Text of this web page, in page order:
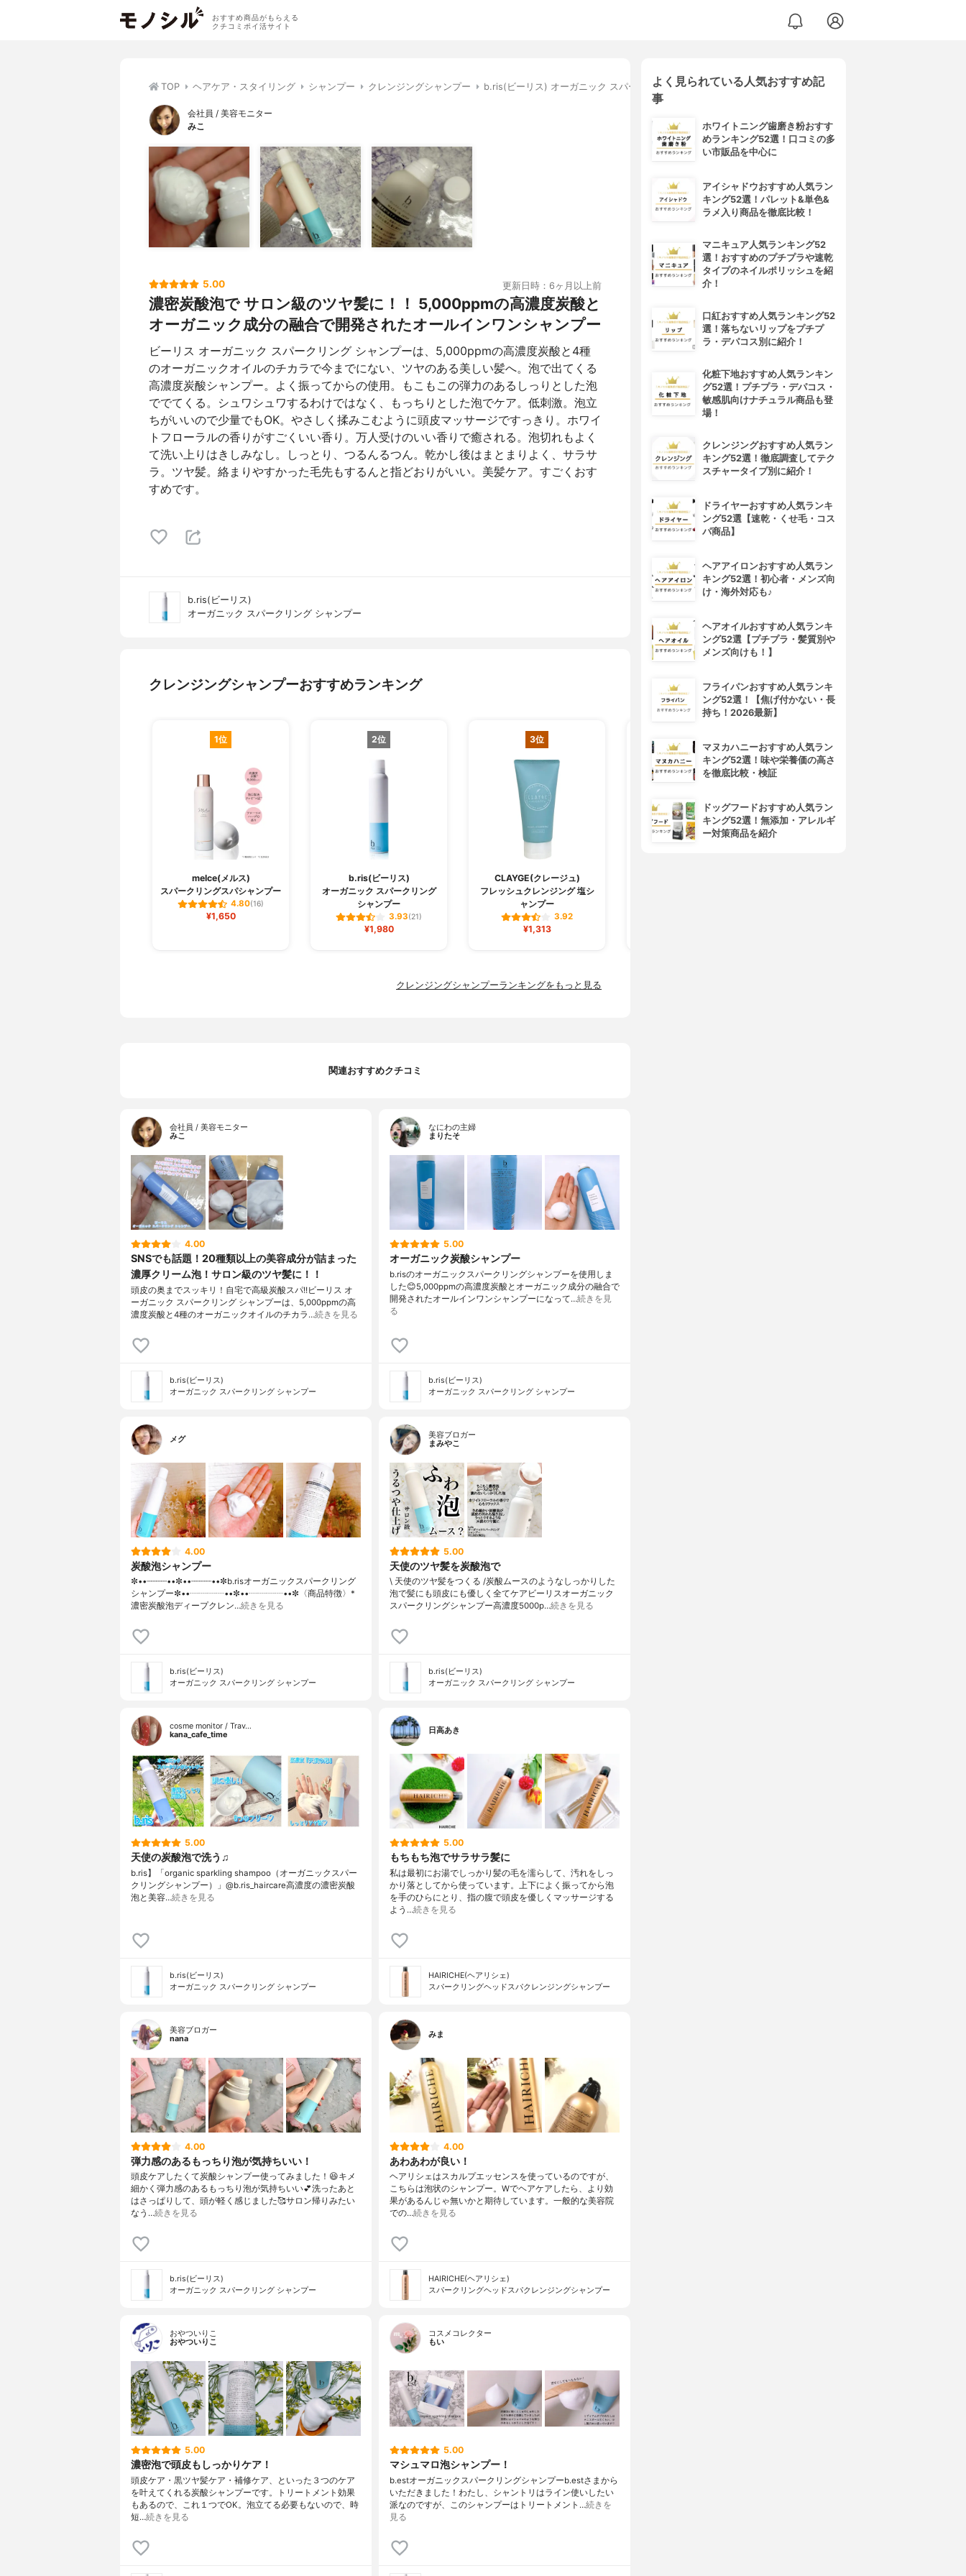
おすすめ商品がもらえる
クチコミポイ活サイト
TOP ヘアケア・スタイリング シャンプー クレンジングシャンプー b.ris(ビーリス) オーガニック スパークリング シャンプー
会社員 / 美容モニター
みこ
5.00 更新日時：6ヶ月以上前
濃密炭酸泡で サロン級のツヤ髪に！！ 5,000ppmの高濃度炭酸と
オーガニック成分の融合で開発されたオールインワンシャンプー
ビーリス オーガニック スパークリング シャンプーは、5,000ppmの高濃度炭酸と4種
のオーガニックオイルのチカラで今までにない、ツヤのある美しい髪へ。泡で出てくる
高濃度炭酸シャンプー。よく振ってからの使用。もこもこの弾力のあるしっりとした泡
ででてくる。シュワシュワするわけではなく、もっちりとした泡でケア。低刺激。泡立
ちがいいので少量でもOK。やさしく揉みこむように頭皮マッサージですっきり。ホワイ
トフローラルの香りがすごくいい香り。万人受けのいい香りで癒される。泡切れもよく
て洗い上りはきしみなし。しっとり、つるんるつん。乾かし後はまとまりよく、サラサ
ラ。ツヤ髪。絡まりやすかった毛先もするんと指どおりがいい。美髪ケア。すごくおす
すめです。
b.ris(ビーリス)
オーガニック スパークリング シャンプー
クレンジングシャンプーおすすめランキング
1位
melce(メルス)
スパークリングスパシャンプー
4.80(16)
¥1,650
2位
b.ris(ビーリス)
オーガニック スパークリング
シャンプー
3.93(21)
¥1,980
3位
CLAYGE(クレージュ)
フレッシュクレンジング 塩シ
ャンプー
3.92
¥1,313
4位
クレンジングシャンプーランキングをもっと見る
関連おすすめクチコミ
会社員 / 美容モニター
みこ
4.00
SNSでも話題！20種類以上の美容成分が詰まった
濃厚クリーム泡！サロン級のツヤ髪に！！
頭皮の奥までスッキリ！自宅で高級炭酸スパ!!ビーリス オ
ーガニック スパークリング シャンプーは、5,000ppmの高
濃度炭酸と4種のオーガニックオイルのチカラ…続きを見る
b.ris(ビーリス)
オーガニック スパークリング シャンプー
なにわの主婦
まりたそ
5.00
オーガニック炭酸シャンプー
b.risのオーガニックスパークリングシャンプーを使用しま
した😊5,000ppmの高濃度炭酸とオーガニック成分の融合で
開発されたオールインワンシャンプーになって…続きを見
る
b.ris(ビーリス)
オーガニック スパークリング シャンプー
メグ
4.00
炭酸泡シャンプー
✼••┈┈┈┈••✼••┈┈┈┈••✼b.risオーガニックスパークリング
シャンプー✼••┈┈┈┈••✼••┈┈┈┈••✼〈商品特徴〉*
濃密炭酸泡ディープクレン…続きを見る
b.ris(ビーリス)
オーガニック スパークリング シャンプー
美容ブロガー
まみやこ
5.00
天使のツヤ髪を炭酸泡で
\ 天使のツヤ髪をつくる /⁡炭酸ムースのようなしっかりした
泡で髪にも頭皮にも優しく全てケア⁡⁡ビーリスオーガニック
スパークリングシャンプー⁡⁡高濃度5000p…続きを見る
b.ris(ビーリス)
オーガニック スパークリング シャンプー
cosme monitor / Trav…
kana_cafe_time
5.00
天使の炭酸泡で洗う♫
b.ris】「organic sparkling shampoo（オーガニックスパー
クリングシャンプー）」@b.ris_haircare高濃度の濃密炭酸
泡と美容…続きを見る
b.ris(ビーリス)
オーガニック スパークリング シャンプー
日高あき
5.00
もちもち泡でサラサラ髪に
私は最初にお湯でしっかり髪の毛を濡らして、汚れをしっ
かり落としてから使っています。上下によく振ってから泡
を手のひらにとり、指の腹で頭皮を優しくマッサージする
よう…続きを見る
HAIRICHE(ヘアリシェ)
スパークリングヘッドスパクレンジングシャンプー
美容ブロガー
nana
4.00
弾力感のあるもっちり泡が気持ちいい！
頭皮ケアしたくて炭酸シャンプー使ってみました！😆キメ
細かく弾力感のあるもっちり泡が気持ちいい💕洗ったあと
はさっぱりして、頭が軽く感じました🥰サロン帰りみたい
なう…続きを見る
b.ris(ビーリス)
オーガニック スパークリング シャンプー
みま
4.00
あわあわが良い！
ヘアリシェはスカルプエッセンスを使っているのですが、
こちらは泡状のシャンプー。Wでヘアケアしたら、より効
果があるんじゃ無いかと期待しています。一般的な美容院
での…続きを見る
HAIRICHE(ヘアリシェ)
スパークリングヘッドスパクレンジングシャンプー
おやついりこ
おやついりこ
5.00
濃密泡で頭皮もしっかりケア！
頭皮ケア・黒ツヤ髪ケア・補修ケア、といった３つのケア
を叶えてくれる炭酸シャンプーです。トリートメント効果
もあるので、これ１つでOK。泡立てる必要もないので、時
短…続きを見る
コスメコレクター
もい
5.00
マシュマロ泡シャンプー！
b.estオーガニックスパークリングシャンプーb.estさまから
いただきました！わたし、シャントリはライン使いしたい
派なのですが、このシャンプーはトリートメント…続きを
見る
よく見られている人気おすすめ記
事
ホワイトニング歯磨き粉おすす
めランキング52選！口コミの多
い市販品を中心に
アイシャドウおすすめ人気ラン
キング52選！パレット&単色&
ラメ入り商品を徹底比較！
マニキュア人気ランキング52
選！おすすめのプチプラや速乾
タイプのネイルポリッシュを紹
介！
口紅おすすめ人気ランキング52
選！落ちないリップをプチプ
ラ・デパコス別に紹介！
化粧下地おすすめ人気ランキン
グ52選！プチプラ・デパコス・
敏感肌向けナチュラル商品も登
場！
クレンジングおすすめ人気ラン
キング52選！徹底調査してテク
スチャータイプ別に紹介！
ドライヤーおすすめ人気ランキ
ング52選【速乾・くせ毛・コス
パ商品】
ヘアアイロンおすすめ人気ラン
キング52選！初心者・メンズ向
け・海外対応も♪
ヘアオイルおすすめ人気ランキ
ング52選【プチプラ・髪質別や
メンズ向けも！】
フライパンおすすめ人気ランキ
ング52選！【焦げ付かない・長
持ち！2026最新】
マヌカハニーおすすめ人気ラン
キング52選！味や栄養価の高さ
を徹底比較・検証
ドッグフードおすすめ人気ラン
キング52選！無添加・アレルギ
ー対策商品を紹介